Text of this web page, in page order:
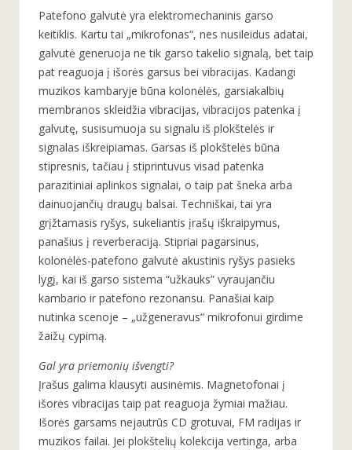
Patefono galvutė yra elektromechaninis garso
keitiklis. Kartu tai „mikrofonas“, nes nusileidus adatai,
galvutė generuoja ne tik garso takelio signalą, bet taip
pat reaguoja į išorės garsus bei vibracijas. Kadangi
muzikos kambaryje būna kolonėlės, garsiakalbių
membranos skleidžia vibracijas, vibracijos patenka į
galvutę, susisumuoja su signalu iš plokštelės ir
signalas iškreipiamas. Garsas iš plokštelės būna
stipresnis, tačiau į stiprintuvus visad patenka
parazitiniai aplinkos signalai, o taip pat šneka arba
dainuojančių draugų balsai. Techniškai, tai yra
grįžtamasis ryšys, sukeliantis įrašų iškraipymus,
panašius į reverberaciją. Stipriai pagarsinus,
kolonėlės-patefono galvutė akustinis ryšys pasieks
lygį, kai iš garso sistema “užkauks” vyraujančiu
kambario ir patefono rezonansu. Panašiai kaip
nutinka scenoje – „užgeneravus“ mikrofonui girdime
žaižų cypimą.
Gal yra priemonių išvengti?
Įrašus galima klausyti ausinėmis. Magnetofonai į
išorės vibracijas taip pat reaguoja žymiai mažiau.
Išorės garsams nejautrūs CD grotuvai, FM radijas ir
muzikos failai. Jei plokštelių kolekcija vertinga, arba